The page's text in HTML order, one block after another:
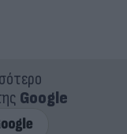
Google